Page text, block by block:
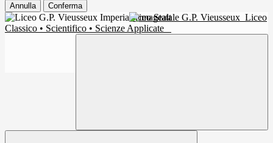
Annulla Conferma
Liceo Statale G.P. Vieusseux Liceo
Classico • Scientifico • Scienze Applicate